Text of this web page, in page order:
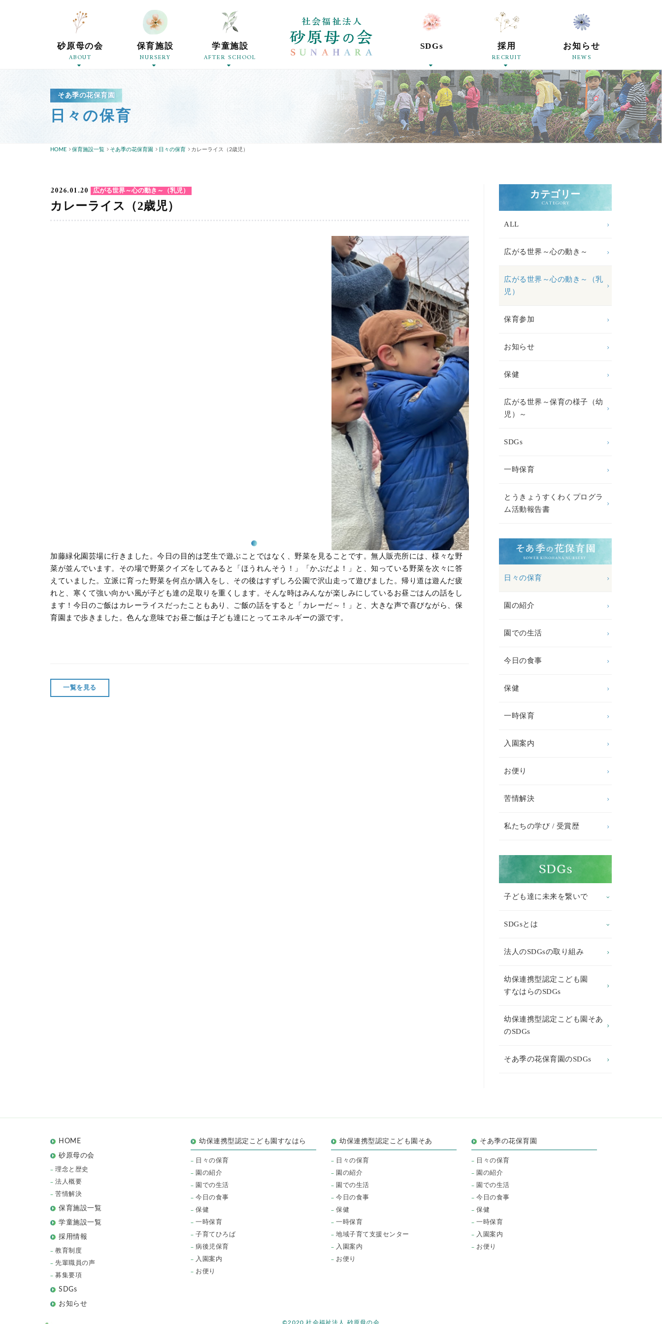
社会福祉法人砂原母の会
砂原母の会
ABOUT
保育施設
NURSERY
学童施設
AFTER SCHOOL
SDGs 採用
RECRUIT
お知らせ
NEWS
そあ季の花保育園
日々の保育
HOME 保育施設一覧 そあ季の花保育園 日々の保育 カレーライス（2歳児）
カテゴリー
CATEGORY
ALL
広がる世界～心の動き～
広がる世界～心の動き～（乳
児）
保育参加
お知らせ
保健
広がる世界～保育の様子（幼
児）～
SDGs
一時保育
とうきょうすくわくプログラ
ム活動報告書
日々の保育
園の紹介
園での生活
今日の食事
保健
一時保育
入園案内
お便り
苦情解決
私たちの学び / 受賞歴
子ども達に未来を繋いで
SDGsとは
法人のSDGsの取り組み
幼保連携型認定こども園
すなはらのSDGs
幼保連携型認定こども園そあ
のSDGs
そあ季の花保育園のSDGs
2026.01.20 広がる世界～心の動き～（乳児）
カレーライス（2歳児）
加藤緑化園芸場に行きました。今日の目的は芝生で遊ぶことではなく、野菜を見ることです。無人販売所には、様々な野
菜が並んでいます。その場で野菜クイズをしてみると「ほうれんそう！」「かぶだよ！」と、知っている野菜を次々に答
えていました。立派に育った野菜を何点か購入をし、その後はすずしろ公園で沢山走って遊びました。帰り道は遊んだ疲
れと、寒くて強い向かい風が子ども達の足取りを重くします。そんな時はみんなが楽しみにしているお昼ごはんの話をし
ます！今日のご飯はカレーライスだったこともあり、ご飯の話をすると「カレーだ～！」と、大きな声で喜びながら、保
育園まで歩きました。色んな意味でお昼ご飯は子ども達にとってエネルギーの源です。
一覧を見る
HOME
砂原母の会
理念と歴史
法人概要
苦情解決
保育施設一覧
学童施設一覧
採用情報
教育制度
先輩職員の声
募集要項
SDGs
お知らせ
幼保連携型認定こども園すなはら
日々の保育
園の紹介
園での生活
今日の食事
保健
一時保育
子育てひろば
病後児保育
入園案内
お便り
幼保連携型認定こども園そあ
日々の保育
園の紹介
園での生活
今日の食事
保健
一時保育
地域子育て支援センター
入園案内
お便り
そあ季の花保育園
日々の保育
園の紹介
園での生活
今日の食事
保健
一時保育
入園案内
お便り
©2020 社会福祉法人 砂原母の会